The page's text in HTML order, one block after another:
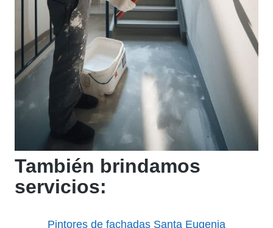
También brindamos
servicios:
Pintores de fachadas Santa Eugenia